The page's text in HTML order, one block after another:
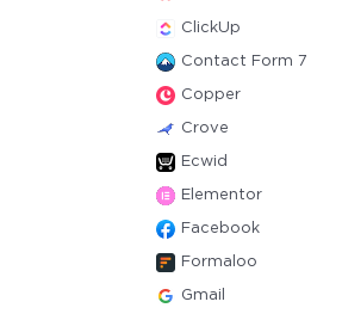
ClickUp
Contact Form 7
Copper
Crove
Ecwid
Elementor
Facebook
Formaloo
Gmail